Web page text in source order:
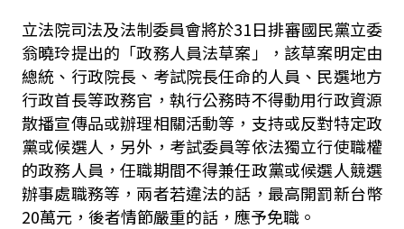
立法院司法及法制委員會將於31日排審國民黨立委
翁曉玲提出的「政務人員法草案」，該草案明定由
總統、行政院長、考試院長任命的人員、民選地方
行政首長等政務官，執行公務時不得動用行政資源
散播宣傳品或辦理相關活動等，支持或反對特定政
黨或候選人，另外，考試委員等依法獨立行使職權
的政務人員，任職期間不得兼任政黨或候選人競選
辦事處職務等，兩者若違法的話，最高開罰新台幣
20萬元，後者情節嚴重的話，應予免職。